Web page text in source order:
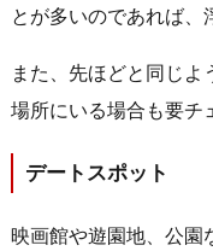
とが多いのであれば、
また、先ほどと同じよ
場所にいる場合も要チ
デートスポット
映画館や遊園地、公園